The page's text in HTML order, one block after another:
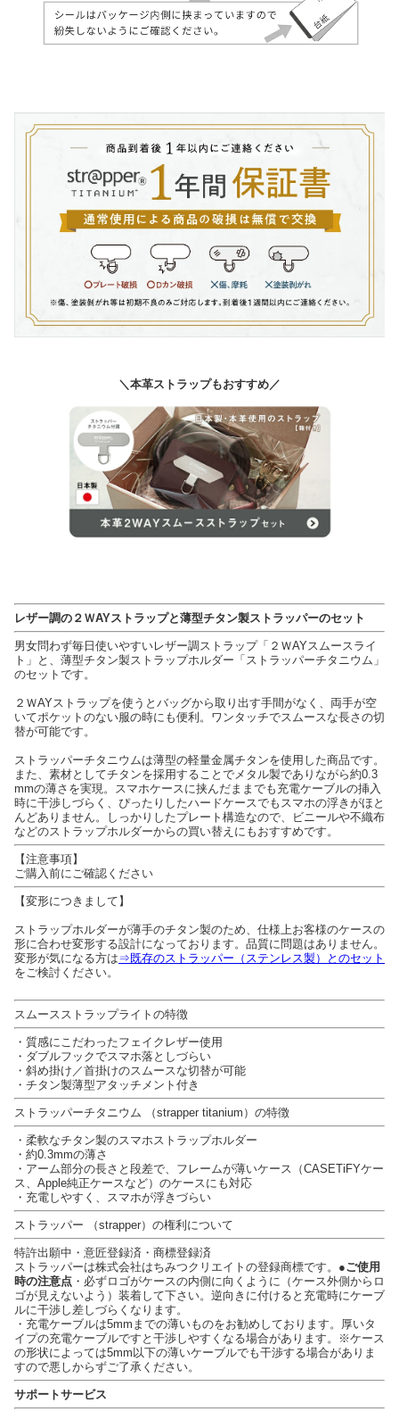
＼本革ストラップもおすすめ／
レザー調の２ＷAYストラップと薄型チタン製ストラッパーのセット
男女問わず毎日使いやすいレザー調ストラップ「２ＷAYスムースライ
ト」と、薄型チタン製ストラップホルダー「ストラッパーチタニウム」
のセットです。
２ＷAYストラップを使うとバッグから取り出す手間がなく、両手が空
いてポケットのない服の時にも便利。ワンタッチでスムースな長さの切
替が可能です。
ストラッパーチタニウムは薄型の軽量金属チタンを使用した商品です。
また、素材としてチタンを採用することでメタル製でありながら約0.3
mmの薄さを実現。スマホケースに挟んだままでも充電ケーブルの挿入
時に干渉しづらく、ぴったりしたハードケースでもスマホの浮きがほと
んどありません。しっかりしたプレート構造なので、ビニールや不織布
などのストラップホルダーからの買い替えにもおすすめです。
【注意事項】
ご購入前にご確認ください
【変形につきまして】
ストラップホルダーが薄手のチタン製のため、仕様上お客様のケースの
形に合わせ変形する設計になっております。品質に問題はありません。
変形が気になる方は⇒既存のストラッパー（ステンレス製）とのセット
をご検討ください。
スムースストラップライトの特徴
・質感にこだわったフェイクレザー使用
・ダブルフックでスマホ落としづらい
・斜め掛け／首掛けのスムースな切替が可能
・チタン製薄型アタッチメント付き
ストラッパーチタニウム （strapper titanium）の特徴
・柔軟なチタン製のスマホストラップホルダー
・約0.3mmの薄さ
・アーム部分の長さと段差で、フレームが薄いケース（CASETiFYケー
ス、Apple純正ケースなど）のケースにも対応
・充電しやすく、スマホが浮きづらい
ストラッパー （strapper）の権利について
特許出願中・意匠登録済・商標登録済
ストラッパーは株式会社はちみつクリエイトの登録商標です。 ●ご使用
時の注意点 ・必ずロゴがケースの内側に向くように（ケース外側からロ
ゴが見えないよう）装着して下さい。逆向きに付けると充電時にケーブ
ルに干渉し差しづらくなります。
・充電ケーブルは5mmまでの薄いものをお勧めしております。厚いタ
イプの充電ケーブルですと干渉しやすくなる場合があります。※ケース
の形状によっては5mm以下の薄いケーブルでも干渉する場合がありま
すので悪しからずご了承ください。
サポートサービス